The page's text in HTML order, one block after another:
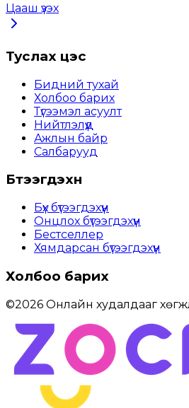
Цааш үзэх
Туслах цэс
Бидний тухай
Холбоо барих
Түгээмэл асуулт
Нийтлэлүүд
Ажлын байр
Салбарууд
Бүтээгдэхүүн
Бүх бүтээгдэхүүн
Онцлох бүтээгдэхүүн
Бестселлер
Хямдарсан бүтээгдэхүүн
Холбоо барих
©2026 Онлайн худалдааг